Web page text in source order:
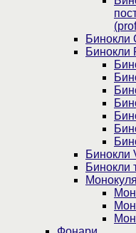
Бинокли
Бинокли
Бинокли
Бинокли